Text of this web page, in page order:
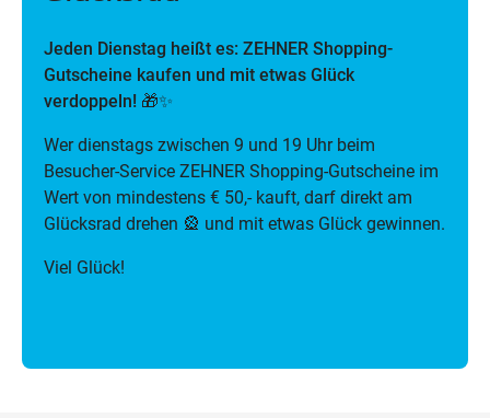
Jeden Dienstag heißt es: ZEHNER Shopping-
Gutscheine kaufen und mit etwas Glück
verdoppeln! 🎁✨
Wer dienstags zwischen 9 und 19 Uhr beim
Besucher-Service ZEHNER Shopping-Gutscheine im
Wert von mindestens € 50,- kauft, darf direkt am
Glücksrad drehen 🎡 und mit etwas Glück gewinnen.
Viel Glück!